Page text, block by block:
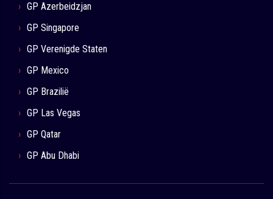
GP Azerbeidzjan
GP Singapore
GP Verenigde Staten
GP Mexico
GP Brazilië
GP Las Vegas
GP Qatar
GP Abu Dhabi